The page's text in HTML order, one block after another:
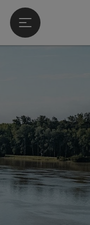
Linz, sonnig
Hauptmenü öffnen